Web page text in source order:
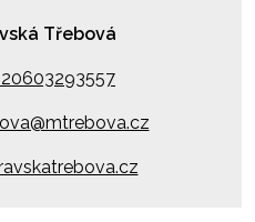
Třebová